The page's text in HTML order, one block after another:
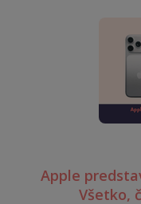
Apple
Všetko,